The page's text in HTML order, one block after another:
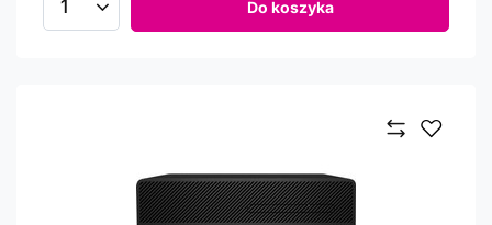
Ilość produktów Do koszyka